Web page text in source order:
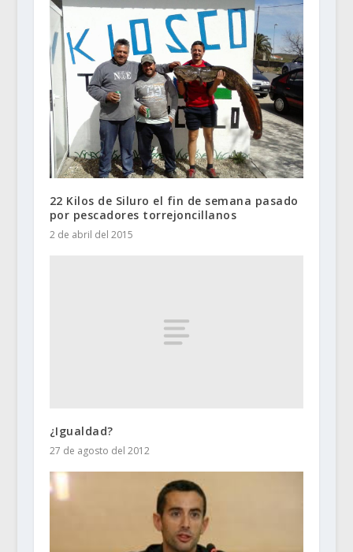
22 Kilos de Siluro el fin de semana pasado
por pescadores torrejoncillanos
2 de abril del 2015
¿Igualdad?
27 de agosto del 2012